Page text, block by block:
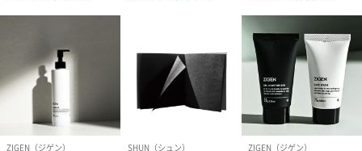
葉エキス、ビターオレンジ花油、メントール、カンフ
ル、フィチン酸、クエン酸、クエン酸Na、水溶性プロ
テオグリカン、PPG-6デシルテトラデセス-30、BG、
フェノキシエタノール、香料
【トナーMILD】：水、プロパンジオール、グリセリ
ン、ハマメリス水、カラギーナン、グリチルリチン酸
2K、カミツレ花エキス、ラベンダー花エキス、ビター
オレンジ花油、フィチン酸、クエン酸、クエン酸Na、
水溶性プロテオグリカン、PPG-6デシルテトラデセ
ス-30、BG、フェノキシエタノール、香料